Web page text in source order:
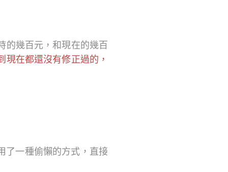
的幾百元，和現在的幾百
在都還沒有修正過的，
了一種偷懶的方式，直接